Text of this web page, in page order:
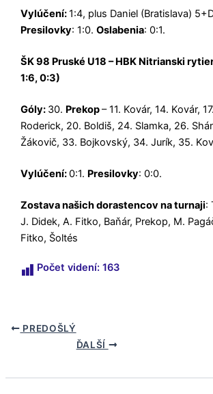
Vylúčení:1:4, plus Daniel (Bratislava)
Presilovky: 1:0.Oslabenia: 0:1.
ŠK 98 Pruské U18 – HBK Nitrianski
1:6, 0:3)
Góly: 30. Prekop– 11. Kovár, 14. Kovár,
Roderick, 20. Boldiš, 24. Slamka, 26.
Žákovič, 33. Bojkovský, 34. Jurík, 35.
Vylúčení:0:1. Presilovky: 0:0.
Zostava našich dorastencov na turnaji:
J. Didek, A. Fitko, Baňár, Prekop, M.
Fitko, Šoltés
Počet videní: 163
PREDOŠLÝ
ĎALŠÍ